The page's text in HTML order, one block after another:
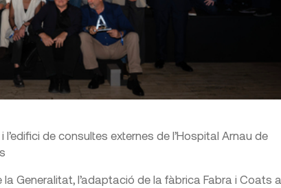
de consultes externes de l’Hospital Arnau de
Generalitat, l’adaptació de la fàbrica Fabra i Coats a